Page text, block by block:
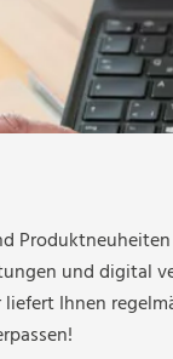
und digital
Ihnen